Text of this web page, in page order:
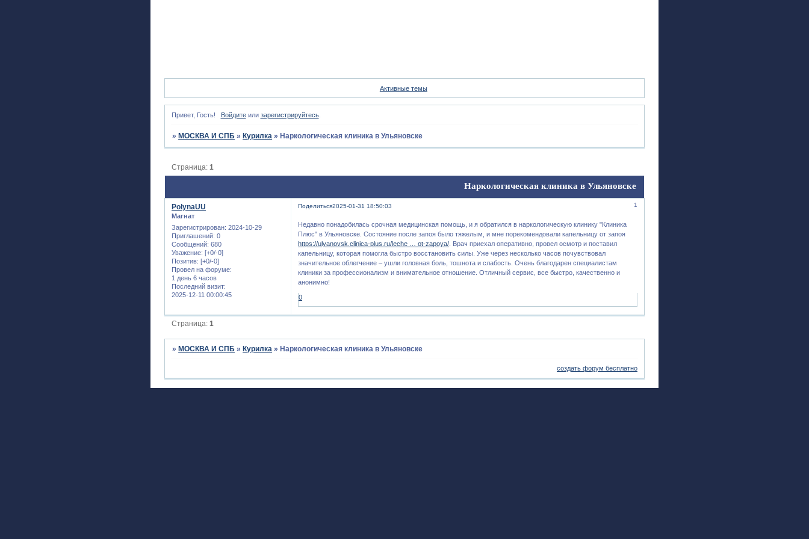
Активные темы
Привет, Гость! Войдитеили зарегистрируйтесь.
» МОСКВА И СПБ » Курилка » Наркологическая клиника в Ульяновске
Наркологическая клиника в Ульяновске
Страница:1
Поделиться 1
2025-01-31 18:50:03
PolynaUU
Магнат
Зарегистрирован: 2024-10-29
Приглашений: 0
Сообщений: 680
Уважение: [+0/-0]
Позитив: [+0/-0]
Провел на форуме:
1 день 6 часов
Последний визит:
2025-12-11 00:00:45
Недавно понадобилась срочная медицинская помощь, и я обратился в наркологическую клинику "Клиника
Плюс" в Ульяновске. Состояние после запоя было тяжелым, и мне порекомендовали капельницу от запоя
https://ulyanovsk.clinica-plus.ru/leche … ot-zapoya/ . Врач приехал оперативно, провел осмотр и поставил
капельницу, которая помогла быстро восстановить силы. Уже через несколько часов почувствовал
значительное облегчение – ушли головная боль, тошнота и слабость. Очень благодарен специалистам
клиники за профессионализм и внимательное отношение. Отличный сервис, все быстро, качественно и
анонимно!
0
Страница:1
» МОСКВА И СПБ » Курилка » Наркологическая клиника в Ульяновске
создать форум бесплатно